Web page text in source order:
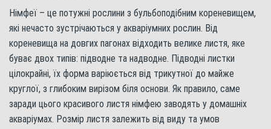
Німфеї – це потужні рослини з бульбоподібним кореневищем,
які нечасто зустрічаються у акваріумних рослин. Від
кореневища на довгих пагонах відходить велике листя, яке
буває двох типів: підводне та надводне. Підводні листки
цілокрайні, їх форма варіюється від трикутної до майже
круглої, з глибоким вирізом біля основи. Як правило, саме
заради цього красивого листя німфею заводять у домашніх
акваріумах. Розмір листя залежить від виду та умов